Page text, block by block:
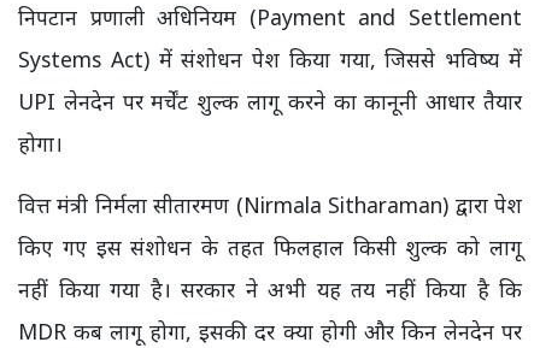
निपटान प्रणाली अधिनियम (Payment and Settlement
Systems Act) में संशोधन पेश किया गया, जिससे भविष्य में
UPI लेनदेन पर मर्चेंट शुल्क लागू करने का कानूनी आधार तैयार
होगा।
वित्त मंत्री निर्मला सीतारमण (Nirmala Sitharaman) द्वारा पेश
किए गए इस संशोधन के तहत फिलहाल किसी शुल्क को लागू
नहीं किया गया है। सरकार ने अभी यह तय नहीं किया है कि
MDR कब लागू होगा, इसकी दर क्या होगी और किन लेनदेन पर